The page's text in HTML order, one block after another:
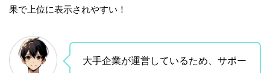
果で上位に表示されやすい！
大手企業が運営しているため、サポー